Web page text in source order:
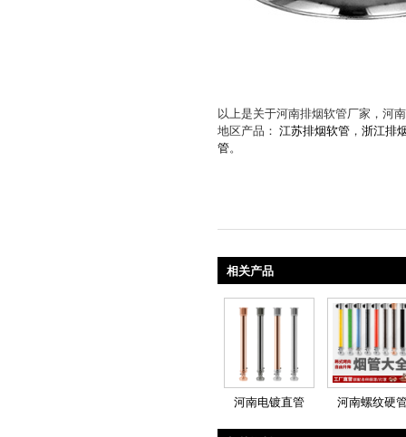
以上是关于河南排烟软管厂家，河
地区产品： 江苏排烟软管 ， 浙江排
管。
相关产品
河南电镀直管 河南螺纹硬